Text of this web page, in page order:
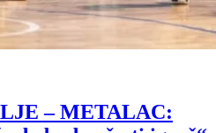
– METALAC: